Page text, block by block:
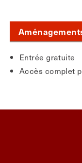
Entrée gratuite
Accès complet